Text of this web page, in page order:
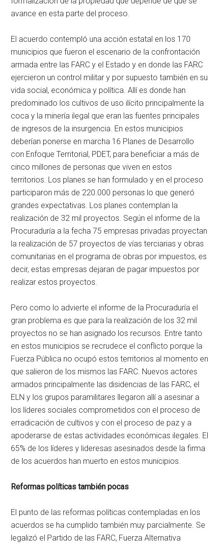
avance en esta parte del proceso.
El acuerdo contempló una acción estatal en los 170
municipios que fueron el escenario de la confrontación
armada entre las FARC y el Estado y en donde las FARC
ejercieron un control militar y por supuesto también en su
vida social, económica y política. Allí es donde han
predominado los cultivos de uso ilícito principalmente la
coca y la minería ilegal que eran las fuentes principales
de ingresos de la insurgencia. En estos municipios
deberían ponerse en marcha 16 Planes de Desarrollo
con Enfoque Territorial, PDET, para beneficiar a más de
cinco millones de personas que viven en estos
territorios. Los planes se han formulado y en el proceso
participaron más de 220.000 personas lo que generó
grandes expectativas. Los planes contemplan la
realización de 32 mil proyectos. Según el informe de la
Procuraduría a la fecha 75 empresas privadas proyectan
la realización de 57 proyectos de vías terciarias y obras
comunitarias en el programa de obras por impuestos, es
decir, estas empresas dejaran de pagar impuestos por
realizar estos proyectos.
Pero como lo advierte el informe de la Procuraduría el
gran problema es que para la realización de los 32 mil
proyectos no se han asignado los recursos. Entre tanto
en estos municipios se recrudece el conflicto porque la
Fuerza Pública no ocupó estos territorios al momento en
que salieron de los mismos las FARC. Nuevos actores
armados principalmente las disidencias de las FARC, el
ELN y los grupos paramilitares llegaron allí a asesinar a
los líderes sociales comprometidos con el proceso de
erradicación de cultivos y con el proceso de paz y a
apoderarse de estas actividades económicas ilegales. El
65% de los líderes y lideresas asesinados desde la firma
de los acuerdos han muerto en estos municipios.
Reformas políticas también pocas
El punto de las reformas políticas contempladas en los
acuerdos se ha cumplido también muy parcialmente. Se
legalizó el Partido de las FARC, Fuerza Alternativa